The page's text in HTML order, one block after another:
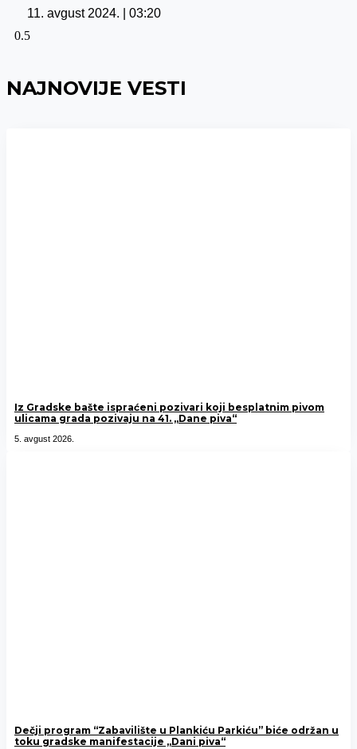
11. avgust 2024. 03:20
NAJNOVIJE VESTI
Iz Gradske bašte ispraćeni pozivari koji besplatnim pivom
ulicama grada pozivaju na 41. „Dane piva“
5. avgust 2026.
Dečji program “Zabavilište u Plankiću Parkiću” biće održan u
toku gradske manifestacije „Dani piva“